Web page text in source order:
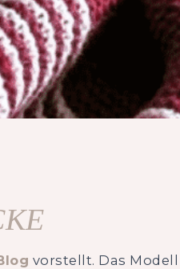
vorstellt. Das